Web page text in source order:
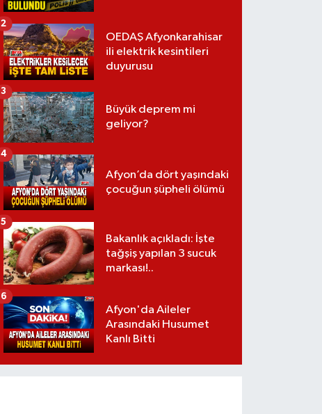
OEDAŞ Afyonkarahisar
ili elektrik kesintileri
duyurusu
2
Büyük deprem mi
geliyor?
3
Afyon’da dört yaşındaki
çocuğun şüpheli ölümü
4
Bakanlık açıkladı: İşte
tağşiş yapılan 3 sucuk
markası!..
5
Afyon'da Aileler
Arasındaki Husumet
Kanlı Bitti
6